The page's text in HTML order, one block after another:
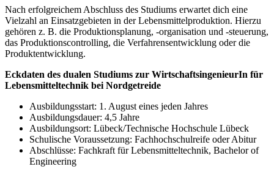
Nach erfolgreichem Abschluss des Studiums erwartet dich eine
Vielzahl an Einsatzgebieten in der Lebensmittelproduktion. Hierzu
gehören z. B. die Produktionsplanung, -organisation und -steuerung,
das Produktionscontrolling, die Verfahrensentwicklung oder die
Produktentwicklung.
Eckdaten des dualen Studiums zur WirtschaftsingenieurIn für
Lebensmitteltechnik bei Nordgetreide
Ausbildungsstart: 1. August eines jeden Jahres
Ausbildungsdauer: 4,5 Jahre
Ausbildungsort: Lübeck/Technische Hochschule Lübeck
Schulische Voraussetzung: Fachhochschulreife oder Abitur
Abschlüsse: Fachkraft für Lebensmitteltechnik, Bachelor of
Engineering